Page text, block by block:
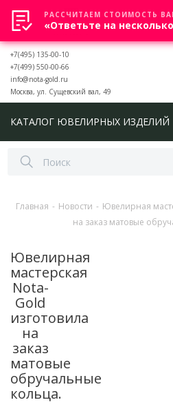
+7(495) 135-00-10
+7(499) 550-00-66
info@nota-gold.ru
Москва, ул. Сущевский вал, 49
КАТАЛОГ ЮВЕЛИРНЫХ ИЗДЕЛИЙ
Главная - Новости - Ювелирная
на заказ матовые
Ювелирная
мастерская
Nota-
Gold
изготовила
на
заказ
матовые
обручальные
кольца.
РАССЧИТАЕМ СТОИМОСТЬ
«Ответьте на